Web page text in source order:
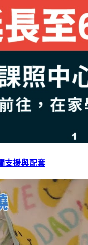
支援與配套